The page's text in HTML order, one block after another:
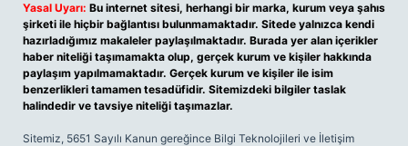
Yasal Uyarı: Bu internet sitesi, herhangi bir marka, kurum veya şahıs
şirketi ile hiçbir bağlantısı bulunmamaktadır. Sitede yalnızca kendi
hazırladığımız makaleler paylaşılmaktadır. Burada yer alan içerikler
haber niteliği taşımamakta olup, gerçek kurum ve kişiler hakkında
paylaşım yapılmamaktadır. Gerçek kurum ve kişiler ile isim
benzerlikleri tamamen tesadüfidir. Sitemizdeki bilgiler taslak
halindedir ve tavsiye niteliği taşımazlar.
Sitemiz, 5651 Sayılı Kanun gereğince Bilgi Teknolojileri ve İletişim